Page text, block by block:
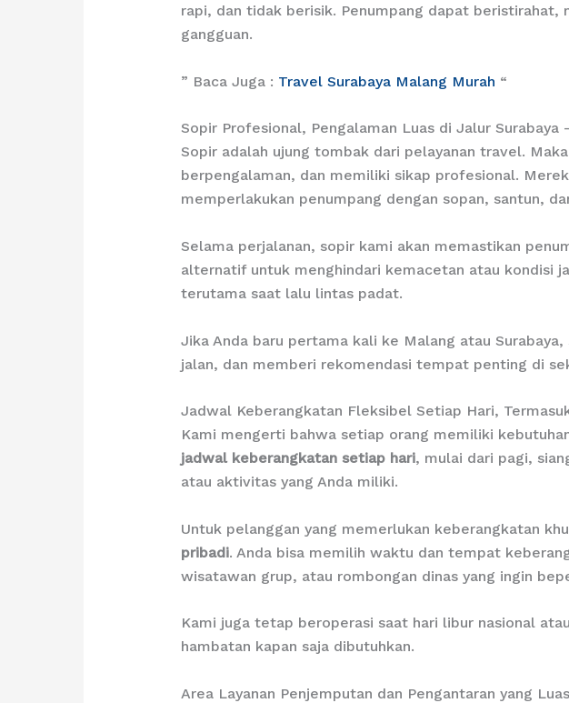
rapi, dan tidak berisik. Penumpang dapat
gangguan.
” Baca Juga : Travel Surabaya Malang Murah “
Sopir Profesional, Pengalaman Luas di Jalur Surabaya
Sopir adalah ujung tombak dari pelayanan travel.
berpengalaman, dan memiliki sikap profesional.
memperlakukan penumpang dengan sopan, santun,
Selama perjalanan, sopir kami akan memastikan
alternatif untuk menghindari kemacetan atau kondisi
terutama saat lalu lintas padat.
Jika Anda baru pertama kali ke Malang atau
jalan, dan memberi rekomendasi tempat penting di
Jadwal Keberangkatan Fleksibel Setiap Hari,
Kami mengerti bahwa setiap orang memiliki
jadwal keberangkatan setiap hari, mulai dari pagi,
atau aktivitas yang Anda miliki.
Untuk pelanggan yang memerlukan keberangkatan
pribadi. Anda bisa memilih waktu dan tempat
wisatawan grup, atau rombongan dinas yang ingin
Kami juga tetap beroperasi saat hari libur nasional
hambatan kapan saja dibutuhkan.
Area Layanan Penjemputan dan Pengantaran yang